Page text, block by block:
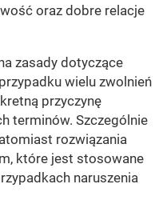
oraz dobre relacje
zasady dotyczące
wielu zwolnień
przyczynę
terminów. Szczególnie
rozwiązania
które jest stosowane
naruszenia